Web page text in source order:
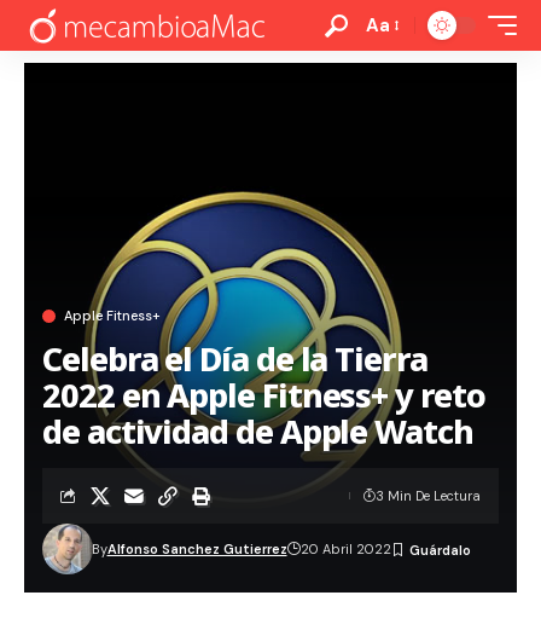
Aa
Apple Fitness+
Celebra el Día de la Tierra
2022 en Apple Fitness+ y reto
de actividad de Apple Watch
ByAlfonso Sanchez Gutierrez 20 Abril 2022
3 Min De Lectura